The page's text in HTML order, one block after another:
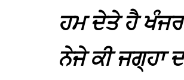
ਹਮ ਦੇਤੇ ਹੈ
ਨੇਜੇ ਕੀ ਜਗ੍ਹਾ